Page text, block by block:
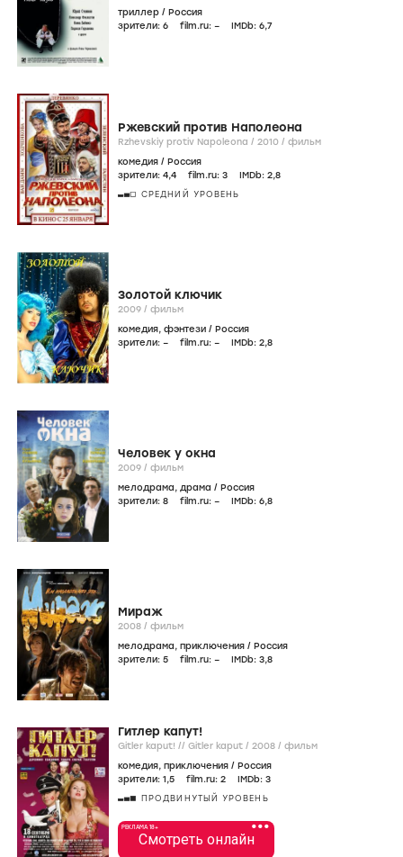
триллер / Россия
зрители: 6 film.ru: – IMDb: 6,7
Ржевский против Наполеона
Rzhevskiy protiv Napoleona / 2010 / фильм
комедия / Россия
зрители: 4,4 film.ru: 3 IMDb: 2,8
СРЕДНИЙ УРОВЕНЬ
Золотой ключик
2009 / фильм
комедия, фэнтези / Россия
зрители: – film.ru: – IMDb: 2,8
Человек у окна
2009 / фильм
мелодрама, драма / Россия
зрители: 8 film.ru: – IMDb: 6,8
Мираж
2008 / фильм
мелодрама, приключения / Россия
зрители: 5 film.ru: – IMDb: 3,8
Гитлер капут!
Gitler kaput! // Gitler kaput / 2008 / фильм
комедия, приключения / Россия
зрители: 1,5 film.ru: 2 IMDb: 3
ПРОДВИНУТЫЙ УРОВЕНЬ
•••
РЕКЛАМА 18+
Смотреть онлайн